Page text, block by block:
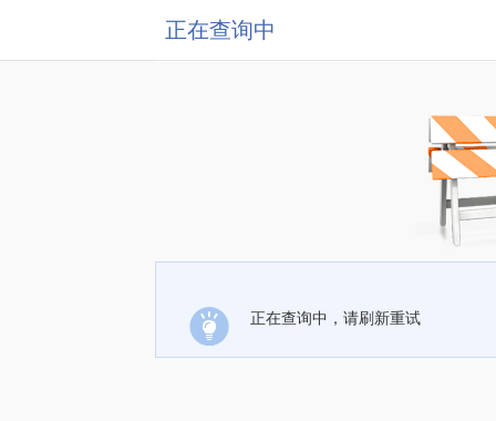
正在查询中
正在查询中，请刷新重试